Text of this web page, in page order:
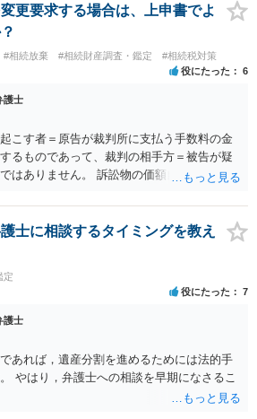
、数年後に借金が発見される可能性はほぼ
扱った相続放棄を検討していた案件で、期間
サラ金に対する過払金など相当な財産が見
う事例がありました。
更要求する場合は、上申書でよ
#相続放棄 #相続財産調査・鑑定 #相続税対策
役にたった 6
護士
こす者＝原告が裁判所に支払う手数料の金
るものであって、裁判の相手方＝被告が疑
はありません。 訴訟物の価額自体が裁判の
ことはありません。
士に相談するタイミングを教え
定
役にたった 7
護士
あれば，遺産分割を進めるためには法的手
やはり，弁護士への相談を早期になさるこ